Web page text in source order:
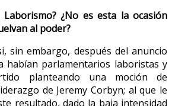
¿No es esta la ocasión
al poder?
sin embargo, después del anuncio
habían parlamentarios laboristas y
planteando una moción de
de Jeremy Corbyn; al que le
resultado, dado la baja intensidad